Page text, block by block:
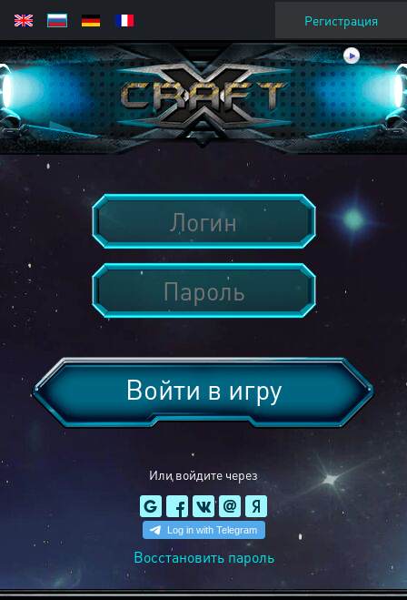
Регистрация
Или войдите через
Войти в игру
Восстановить пароль